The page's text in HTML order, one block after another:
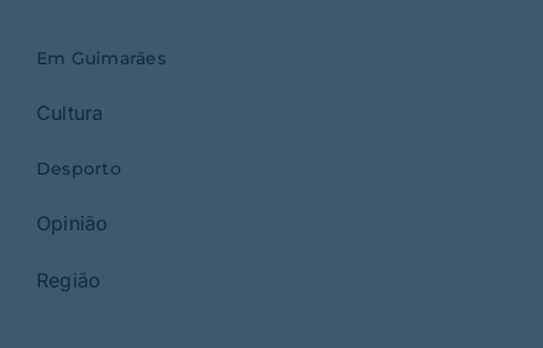
Em Guimarães
Cultura
Desporto
Opinião
Região